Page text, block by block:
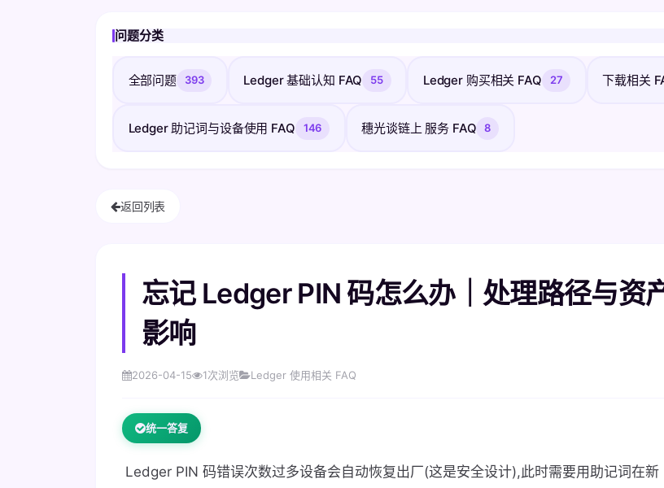
问题分类
全部问题 393 Ledger 基础认知 FAQ 55 Ledger 购买相关 FAQ 27 下载相关
Ledger 助记词与设备使用 FAQ 146 穗光谈链上 服务 FAQ 8
返回列表
忘记 Ledger PIN 码怎么办｜处理路径与资
影响
2026-04-15 1次浏览 Ledger 使用相关 FAQ
统一答复
Ledger PIN 码错误次数过多设备会自动恢复出厂(这是安全设计),此时需要用助记词在新